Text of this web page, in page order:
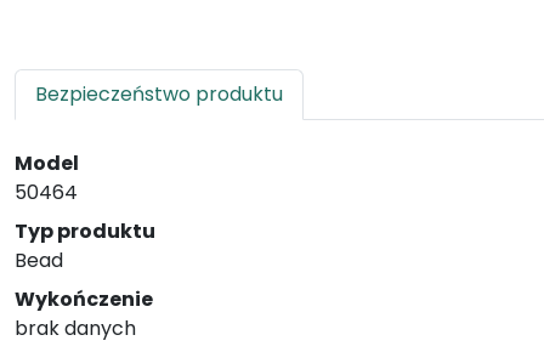
Bezpieczeństwo produktu
Model
50464
Typ produktu
Bead
Wykończenie
brak danych